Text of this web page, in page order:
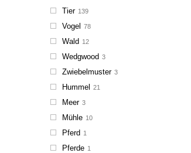
Tier 139
Vogel 78
Wald 12
Wedgwood 3
Zwiebelmuster 3
Hummel 21
Meer 3
Mühle 10
Pferd 1
Pferde 1